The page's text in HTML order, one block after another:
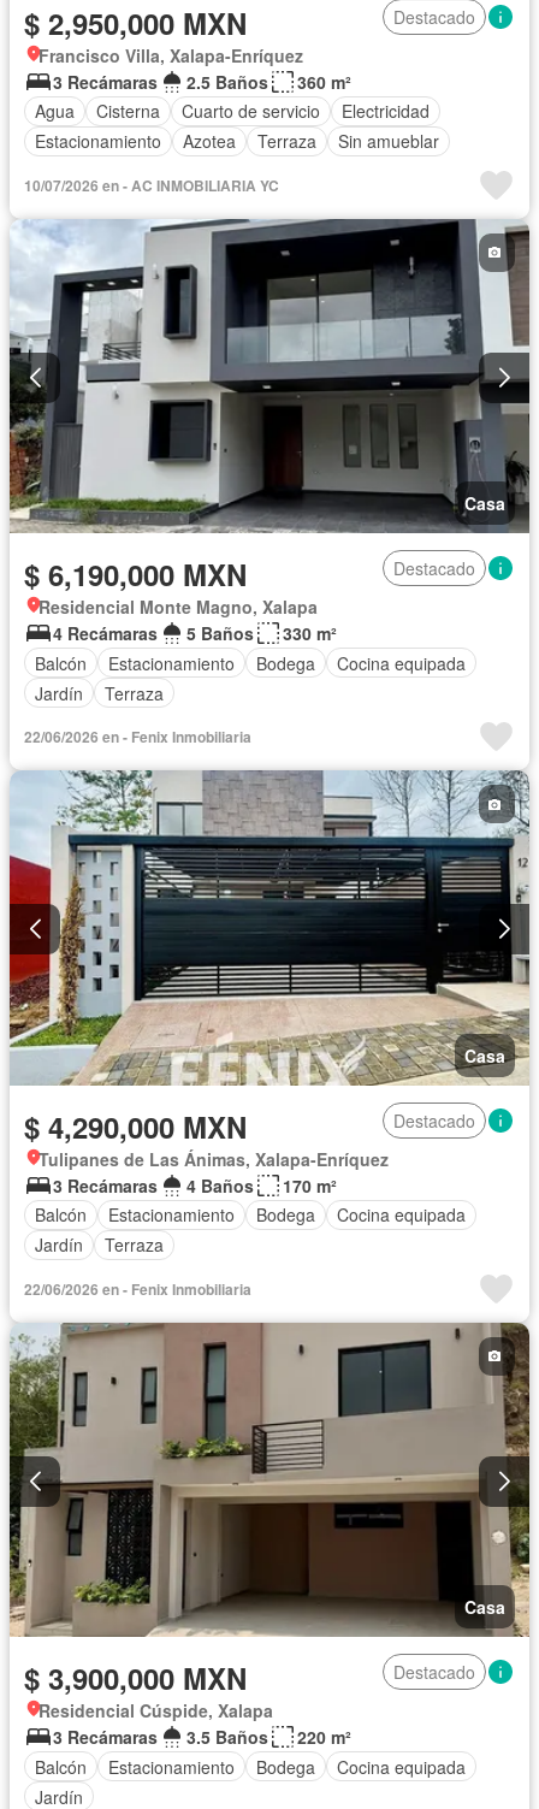
$ 2,950,000 MXN
Destacado
Francisco Villa, Xalapa-Enríquez
3 Recámaras
2.5 Baños
360 m²
Agua
Cisterna Cuarto de servicio
Electricidad
Estacionamiento
Azotea Terraza Sin amueblar
10/07/2026 en - AC INMOBILIARIA YC
Casa
$ 6,190,000 MXN
Destacado
Residencial Monte Magno, Xalapa
4 Recámaras
5 Baños
330 m²
Balcón
Estacionamiento Bodega
Cocina equipada
Jardín
Terraza
22/06/2026 en - Fenix Inmobiliaria
Casa
$ 4,290,000 MXN
Destacado
Tulipanes de Las Ánimas, Xalapa-Enríquez
3 Recámaras
4 Baños
170 m²
Balcón
Estacionamiento Bodega
Cocina equipada
Jardín
Terraza
22/06/2026 en - Fenix Inmobiliaria
Casa
$ 3,900,000 MXN
Destacado
Residencial Cúspide, Xalapa
3 Recámaras
3.5 Baños
220 m²
Balcón
Estacionamiento Bodega
Cocina equipada
Jardín